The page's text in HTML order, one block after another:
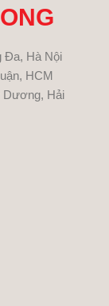
Đa, Hà Nội
HCM
Dương, Hải